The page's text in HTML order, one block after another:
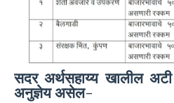
सदर अर्थसहाय्य खालील अटी
अनुज्ञेय असेल-